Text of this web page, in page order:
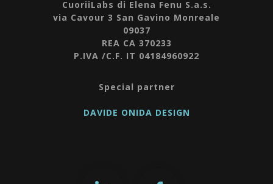
CuoriiLabs di Elena Fenu S.a.s.
via Cavour 3 San Gavino Monreale
09037
REA CA 370233
P.IVA /C.F. IT 04184960922
Special partner
DAVIDE ONIDA DESIGN